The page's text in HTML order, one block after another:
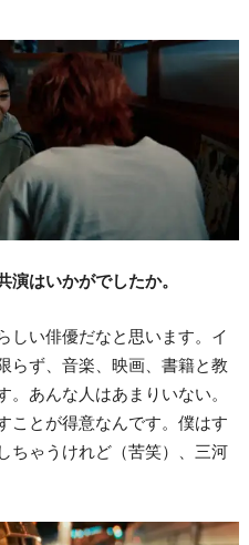
はいかがでしたか。
しい俳優だなと思います。イ
らず、音楽、映画、書籍と教
あんな人はあまりいない。
ことが得意なんです。僕はす
ちゃうけれど（苦笑）、三河